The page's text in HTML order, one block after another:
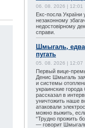
06. 08. 2026 | 12:01
Екс-посла
незаконному
недостовірному
справи.
Шмыгаль,
пугать
05. 08. 2026 | 12:07
Первый вице-
Денис Шмыгаль
и системы
украинские
рассказал в
уничтожить наше
атаковали
можно выжить,
“Трудно прожить
— говорит